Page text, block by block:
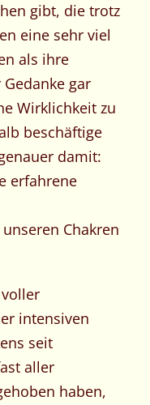
gibt, die trotz
eine sehr viel
als ihre
gar
Wirklichkeit zu
beschäftige
damit:
erfahrene
Chakren
intensiven
seit
aller
haben,